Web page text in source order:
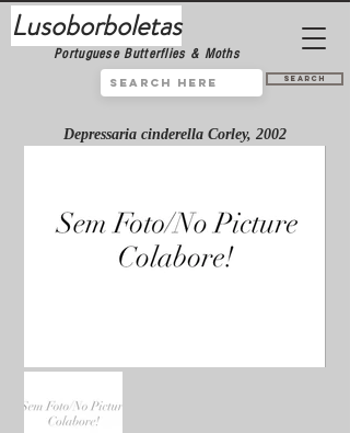
Lusoborboletas
Portuguese Butterflies & Moths
Search
Depressaria cinderella Corley, 2002